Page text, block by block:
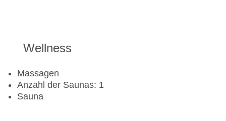
Wellness
Massagen
Anzahl der Saunas: 1
Sauna